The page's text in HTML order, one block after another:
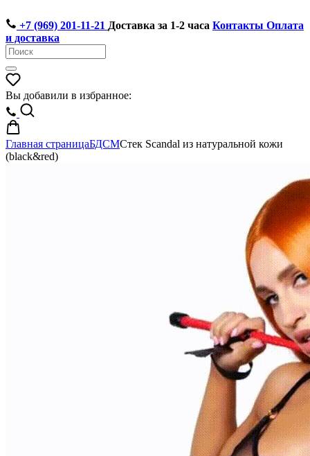
+7 (969) 201-11-21 Доставка за 1-2 часа Контакты Оплата
и доставка
Вы добавили в избранное:
Главная страницаБДСМСтек Scandal из натуральной кожи
(black&red)